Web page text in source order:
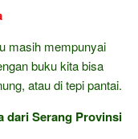
masih mempunyai
buku kita bisa
atau di tepi pantai.
dari Serang Provinsi